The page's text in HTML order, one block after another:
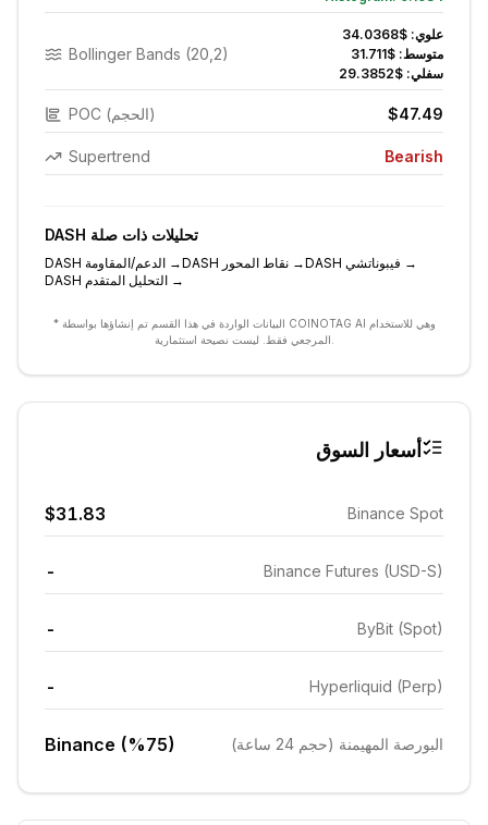
Bollinger Bands (20,2)
علوي: $34.0368
متوسط: $31.711
سفلي: $29.3852
POC (الحجم) $47.49
Supertrend Bearish
DASH تحليلات ذات صلة
DASH الدعم/المقاومة →DASH نقاط المحور →DASH فيبوناتشي →
DASH التحليل المتقدم →
* البيانات الواردة في هذا القسم تم إنشاؤها بواسطة COINOTAG AI وهي للاستخدام
أسعار السوق
Binance Spot
$31.83
Binance Futures (USD-S)
-
ByBit (Spot)
-
Hyperliquid (Perp)
-
البورصة المهيمنة (حجم 24 ساعة) Binance (%75)